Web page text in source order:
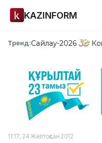
KAZINFORM
Тренд:Сайлау-2026
11:17, 24 Желтоқсан 2012